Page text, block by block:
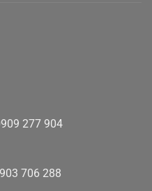
277 904
706 288